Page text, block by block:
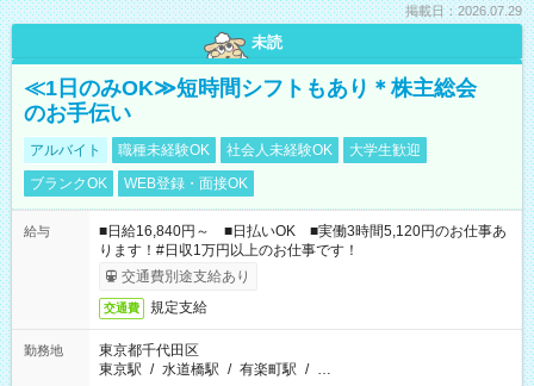
掲載日：2026.07.29
未読
≪1日のみOK≫短時間シフトもあり＊株主総会
のお手伝い
アルバイト 職種未経験OK 社会人未経験OK
大学生歓迎
ブランクOK
WEB登録・面接OK
給与
■日給16,840円～ ■日払いOK ■実働3時間5,120円のお仕事あ
ります！#日収1万円以上のお仕事です！
交通費別途支給あり
交通費 規定支給
勤務地
東京都千代田区
東京駅 / 水道橋駅 / 有楽町駅 / …